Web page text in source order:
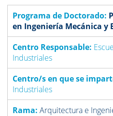
Programa de Doctorado:
en Ingeniería Mecánica y
Centro Responsable:
Industriales
Centro/s en que se
Industriales
Rama: Arquitectura e